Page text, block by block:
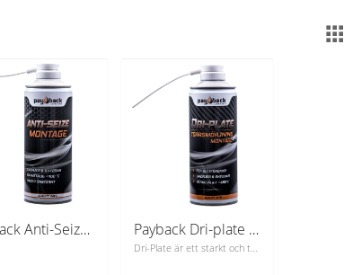
Payback Anti-Seize 400ml Payback Dri-plate 400ml